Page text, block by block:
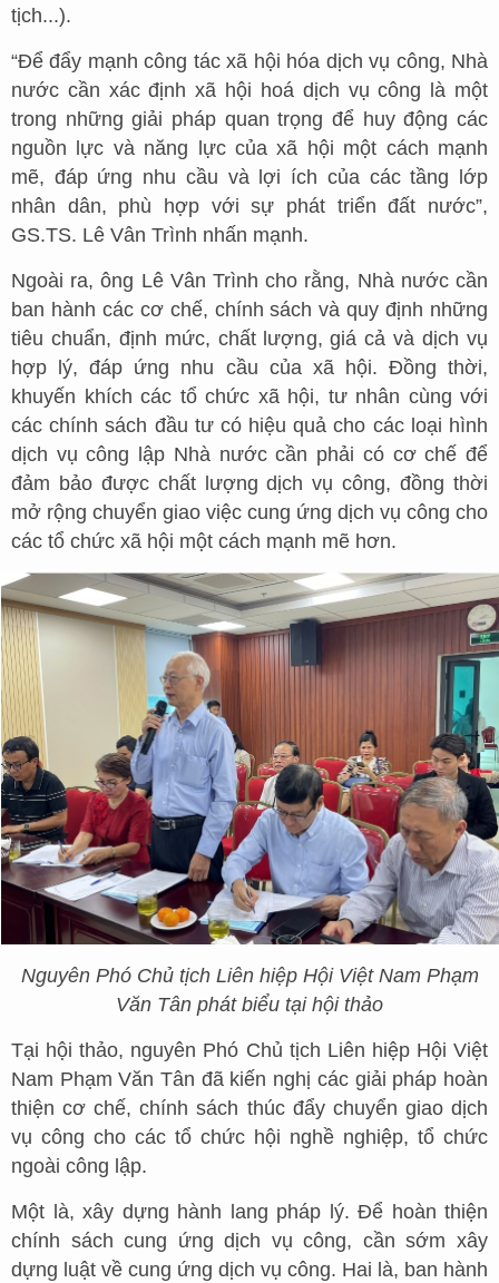
tịch...).
“Để đẩy mạnh công tác xã hội hóa dịch vụ công, Nhà
nước cần xác định xã hội hoá dịch vụ công là một
trong những giải pháp quan trọng để huy động các
nguồn lực và năng lực của xã hội một cách mạnh
mẽ, đáp ứng nhu cầu và lợi ích của các tầng lớp
nhân dân, phù hợp với sự phát triển đất nước”,
GS.TS. Lê Vân Trình nhấn mạnh.
Ngoài ra, ông Lê Vân Trình cho rằng, Nhà nước cần
ban hành các cơ chế, chính sách và quy định những
tiêu chuẩn, định mức, chất lượng, giá cả và dịch vụ
hợp lý, đáp ứng nhu cầu của xã hội. Đồng thời,
khuyến khích các tổ chức xã hội, tư nhân cùng với
các chính sách đầu tư có hiệu quả cho các loại hình
dịch vụ công lập Nhà nước cần phải có cơ chế để
đảm bảo được chất lượng dịch vụ công, đồng thời
mở rộng chuyển giao việc cung ứng dịch vụ công cho
các tổ chức xã hội một cách mạnh mẽ hơn.
Nguyên Phó Chủ tịch Liên hiệp Hội Việt Nam Phạm
Văn Tân phát biểu tại hội thảo
Tại hội thảo, nguyên Phó Chủ tịch Liên hiệp Hội Việt
Nam Phạm Văn Tân đã kiến nghị các giải pháp hoàn
thiện cơ chế, chính sách thúc đẩy chuyển giao dịch
vụ công cho các tổ chức hội nghề nghiệp, tổ chức
ngoài công lập.
Một là, xây dựng hành lang pháp lý. Để hoàn thiện
chính sách cung ứng dịch vụ công, cần sớm xây
dựng luật về cung ứng dịch vụ công. Hai là, ban hành